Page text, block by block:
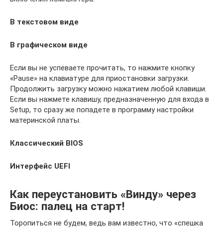
В текстовом виде
В графическом виде
Если вы не успеваете прочитать, то нажмите кнопку
«Pause» на клавиатуре для приостановки загрузки.
Продолжить загрузку можно нажатием любой клавиши.
Если вы нажмете клавишу, предназначенную для входа в
Setup, то сразу же попадете в программу настройки
материнской платы.
Классический BIOS
Интерфейс UEFI
Как переустановить «Винду» через
Биос: палец на старт!
Торопиться не будем, ведь вам известно, что «спешка